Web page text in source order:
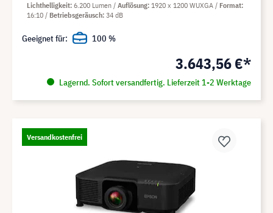
3.643,56 €*
Lagernd. Sofort versandfertig. Lieferzeit 1-2 Werktage
Lichthelligkeit 6.200 Lumen Auflösung 1920 x 1200 WUXGA
Format
16:10
Betriebsgeräusch 34 dB
Geeignet für: 100 %
Versandkostenfrei